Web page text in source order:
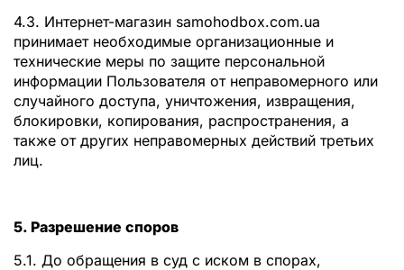
4.3. Интернет-магазин samohodbox.com.ua
принимает необходимые организационные и
технические меры по защите персональной
информации Пользователя от неправомерного или
случайного доступа, уничтожения, извращения,
блокировки, копирования, распространения, а
также от других неправомерных действий третьих
лиц.
5. Разрешение споров
5.1. До обращения в суд с иском в спорах,